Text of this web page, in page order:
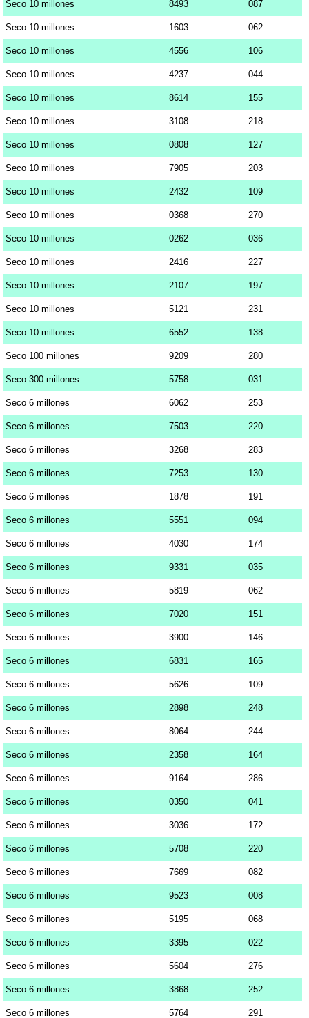
Seco 10 millones 8493 087
Seco 10 millones 1603 062
Seco 10 millones 4556 106
Seco 10 millones 4237 044
Seco 10 millones 8614 155
Seco 10 millones 3108 218
Seco 10 millones 0808 127
Seco 10 millones 7905 203
Seco 10 millones 2432 109
Seco 10 millones 0368 270
Seco 10 millones 0262 036
Seco 10 millones 2416 227
Seco 10 millones 2107 197
Seco 10 millones 5121 231
Seco 10 millones 6552 138
Seco 100 millones 9209 280
Seco 300 millones 5758 031
Seco 6 millones 6062 253
Seco 6 millones 7503 220
Seco 6 millones 3268 283
Seco 6 millones 7253 130
Seco 6 millones 1878 191
Seco 6 millones 5551 094
Seco 6 millones 4030 174
Seco 6 millones 9331 035
Seco 6 millones 5819 062
Seco 6 millones 7020 151
Seco 6 millones 3900 146
Seco 6 millones 6831 165
Seco 6 millones 5626 109
Seco 6 millones 2898 248
Seco 6 millones 8064 244
Seco 6 millones 2358 164
Seco 6 millones 9164 286
Seco 6 millones 0350 041
Seco 6 millones 3036 172
Seco 6 millones 5708 220
Seco 6 millones 7669 082
Seco 6 millones 9523 008
Seco 6 millones 5195 068
Seco 6 millones 3395 022
Seco 6 millones 5604 276
Seco 6 millones 3868 252
Seco 6 millones 5764 291